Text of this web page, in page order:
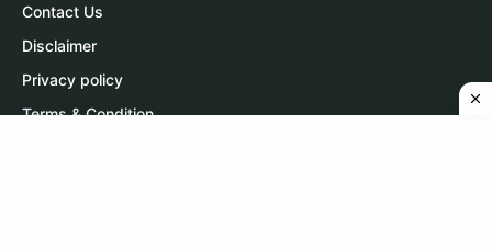
Contact Us
Disclaimer
Privacy policy
Terms & Condition